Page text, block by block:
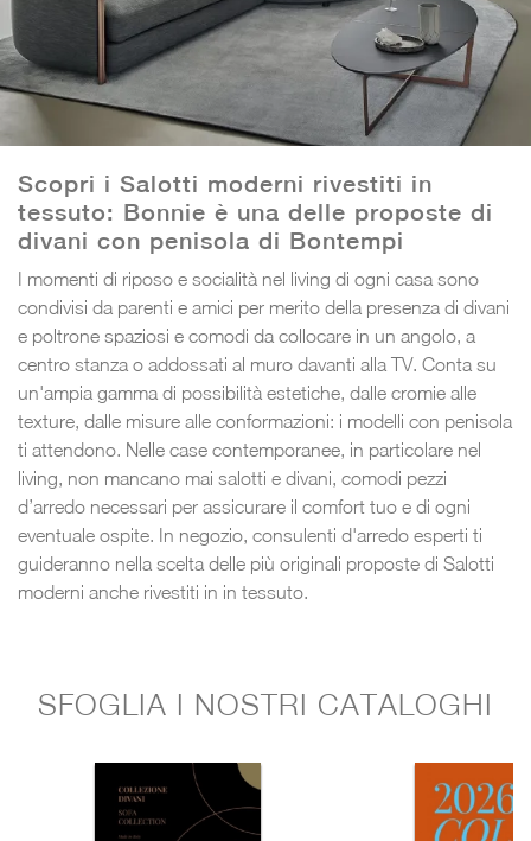
Scopri i Salotti moderni rivestiti in
tessuto: Bonnie è una delle proposte di
divani con penisola di Bontempi
I momenti di riposo e socialità nel living di ogni casa sono
condivisi da parenti e amici per merito della presenza di divani
e poltrone spaziosi e comodi da collocare in un angolo, a
centro stanza o addossati al muro davanti alla TV. Conta su
un'ampia gamma di possibilità estetiche, dalle cromie alle
texture, dalle misure alle conformazioni: i modelli con penisola
ti attendono. Nelle case contemporanee, in particolare nel
living, non mancano mai salotti e divani, comodi pezzi
d’arredo necessari per assicurare il comfort tuo e di ogni
eventuale ospite. In negozio, consulenti d'arredo esperti ti
guideranno nella scelta delle più originali proposte di Salotti
moderni anche rivestiti in in tessuto.
SFOGLIA I NOSTRI CATALOGHI